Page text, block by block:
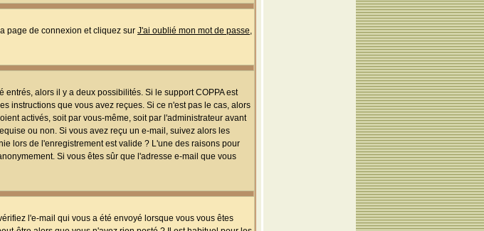
page de connexion et cliquez sur J'ai oublié mon mot de passe,
alors il y a deux possibilités. Si le support COPPA est
instructions que vous avez reçues. Si ce n'est pas le cas, alors
activés, soit par vous-même, soit par l'administrateur avant
ou non. Si vous avez reçu un e-mail, suivez alors les
lors de l'enregistrement est valide ? L'une des raisons pour
Si vous êtes sûr que l'adresse e-mail que vous
l'e-mail qui vous a été envoyé lorsque vous vous êtes